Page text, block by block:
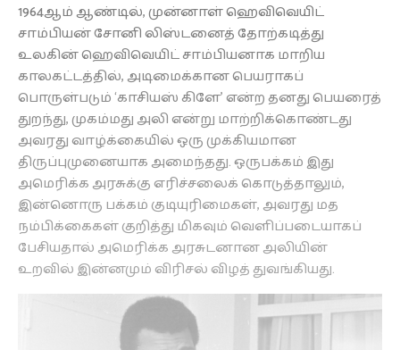
1964ஆம் ஆண்டில், முன்னாள் ஹெவிவெயிட்
சாம்பியன் சோனி லிஸ்டனைத் தோற்கடித்து
உலகின் ஹெவிவெயிட் சாம்பியனாக மாறிய
காலகட்டத்தில், அடிமைக்கான பெயராகப்
பொருள்படும் ‘காசியஸ் கிளே’ என்ற தனது பெயரைத்
துறந்து, முகம்மது அலி என்று மாற்றிக்கொண்டது
அவரது வாழ்க்கையில் ஒரு முக்கியமான
திருப்புமுனையாக அமைந்தது. ஒருபக்கம் இது
அமெரிக்க அரசுக்கு எரிச்சலைக் கொடுத்தாலும்,
இன்னொரு பக்கம் குடியுரிமைகள், அவரது மத
நம்பிக்கைகள் குறித்து மிகவும் வெளிப்படையாகப்
பேசியதால் அமெரிக்க அரசுடனான அலியின்
உறவில் இன்னமும் விரிசல் விழத் துவங்கியது.